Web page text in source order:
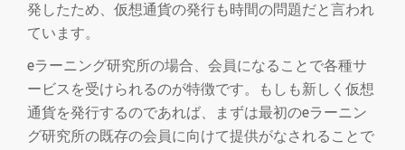
発したため、仮想通貨の発行も時間の問題だと言われ
ています。
eラーニング研究所の場合、会員になることで各種サ
ービスを受けられるのが特徴です。もしも新しく仮想
通貨を発行するのであれば、まずは最初のeラーニン
グ研究所の既存の会員に向けて提供がなされることで